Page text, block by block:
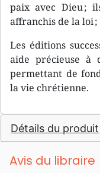
paix avec Dieu ;
affranchis de la loi
Les éditions
aide précieuse à
permettant de
la vie chrétienne.
Détails du produit
Avis du libraire